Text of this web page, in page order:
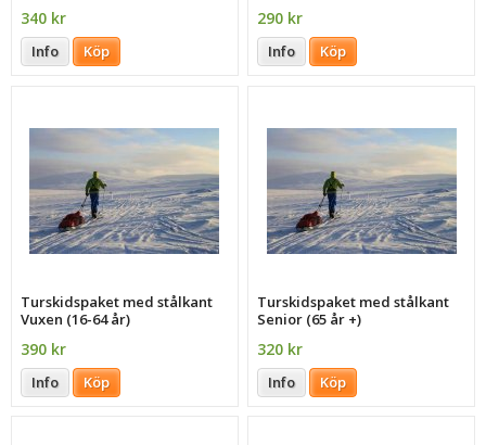
340 kr
Info Köp
290 kr
Info Köp
Turskidspaket med stålkant
Vuxen (16-64 år)
390 kr
Info Köp
Turskidspaket med stålkant
Senior (65 år +)
320 kr
Info Köp